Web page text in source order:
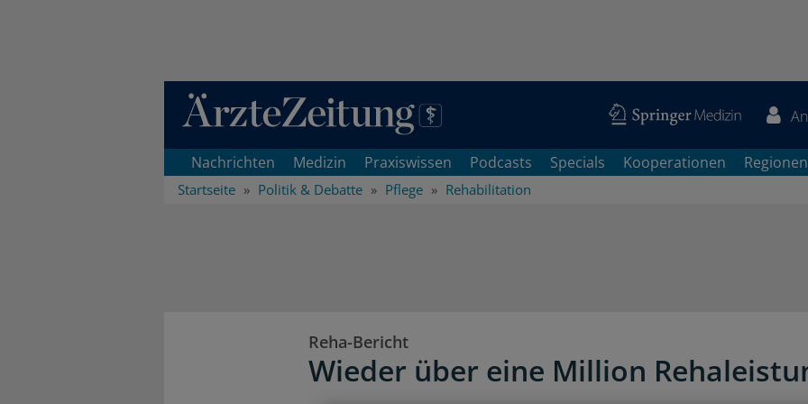
Direkt zum Inhaltsbereich
Nachrichten Medizin Praxiswissen Podcasts Specials Kooperationen Regionen
Startseite Politik & Debatte Pflege Rehabilitation
Reha-Bericht
Wieder über eine Million